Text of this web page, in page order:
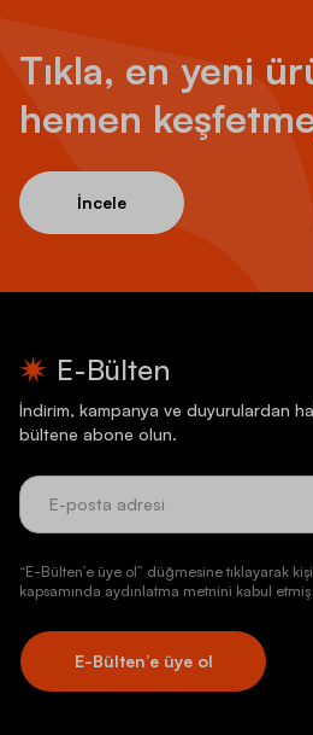
Tıkla, en yeni
hemen
İncele
E-Bülten
İndirim, kampanya ve duyurulardan
bültene abone olun.
“E-Bülten’e üye ol” düğmesine tıklayarak
kapsamında aydınlatma metnini kabul
E-Bülten’e üye ol